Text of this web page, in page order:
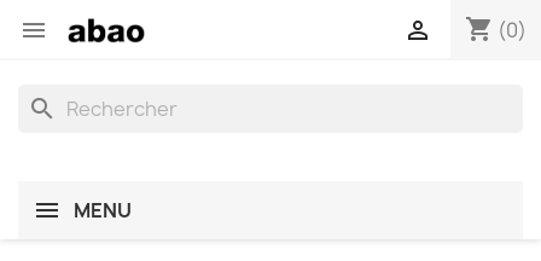
 shopping_cart (0)

search
MENU